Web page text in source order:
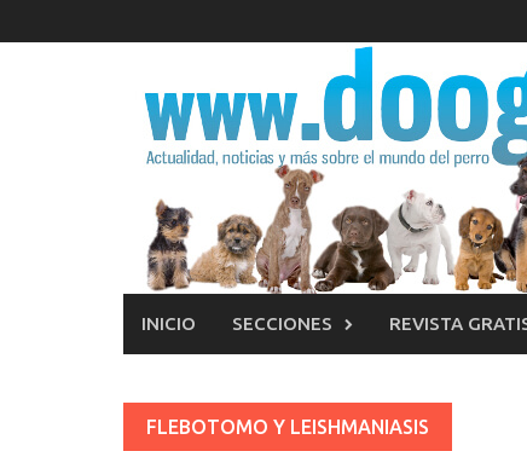
al
INICIO SECCIONES REVISTA
FLEBOTOMO Y LEISHMANIASIS